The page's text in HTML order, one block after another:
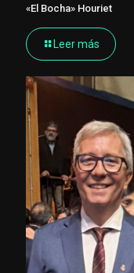
«El Bocha» Houriet
Leer más